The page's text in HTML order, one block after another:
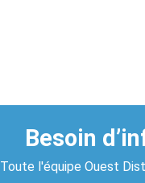
Besoin
Toute l'équipe Ouest